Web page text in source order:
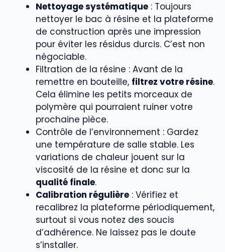
Nettoyage systématique : Toujours
nettoyer le bac à résine et la plateforme
de construction après une impression
pour éviter les résidus durcis. C’est non
négociable.
Filtration de la résine : Avant de la
remettre en bouteille, filtrez votre résine.
Cela élimine les petits morceaux de
polymère qui pourraient ruiner votre
prochaine pièce.
Contrôle de l’environnement : Gardez
une température de salle stable. Les
variations de chaleur jouent sur la
viscosité de la résine et donc sur la
qualité finale.
Calibration régulière : Vérifiez et
recalibrez la plateforme périodiquement,
surtout si vous notez des soucis
d’adhérence. Ne laissez pas le doute
s’installer.